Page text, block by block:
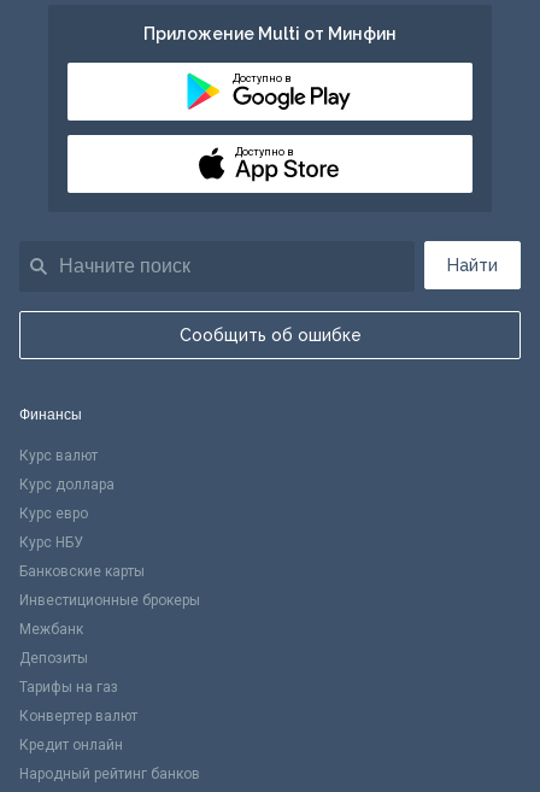
Найти
Сообщить об ошибке
Приложение Multi от Минфин
Доступно в
Доступно в
Финансы
Курс валют
Курс доллара
Курс евро
Курс НБУ
Банковские карты
Инвестиционные брокеры
Межбанк
Депозиты
Тарифы на газ
Конвертер валют
Кредит онлайн
Народный рейтинг банков